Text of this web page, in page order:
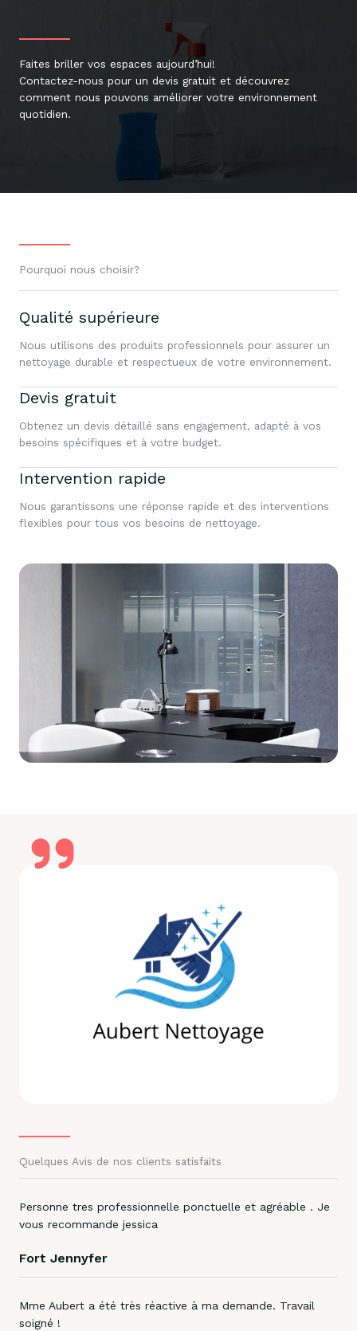
Faites briller vos espaces aujourd’hui!
Contactez-nous pour un devis gratuit et découvrez
comment nous pouvons améliorer votre environnement
quotidien.
Pourquoi nous choisir?
Qualité supérieure
Nous utilisons des produits professionnels pour assurer un
nettoyage durable et respectueux de votre environnement.
Devis gratuit
Obtenez un devis détaillé sans engagement, adapté à vos
besoins spécifiques et à votre budget.
Intervention rapide
Nous garantissons une réponse rapide et des interventions
flexibles pour tous vos besoins de nettoyage.
Quelques Avis de nos clients satisfaits
Personne tres professionnelle ponctuelle et agréable . Je
vous recommande jessica
Fort Jennyfer
Mme Aubert a été très réactive à ma demande. Travail
soigné !